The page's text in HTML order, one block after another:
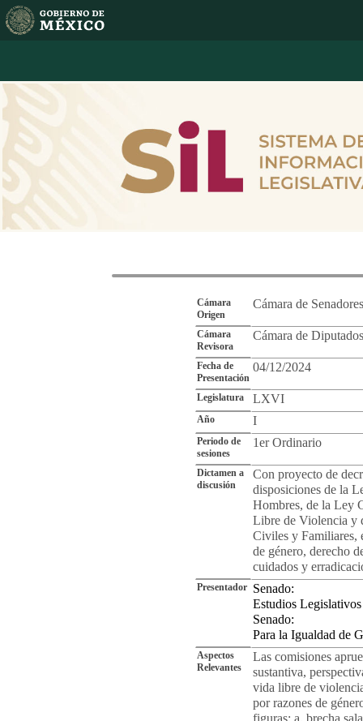
Cámara
Origen
Cámara de Senadores
Cámara
Revisora
Cámara de Diputados
Fecha de
Presentación
04/12/2024
Legislatura LXVI
Año I
Periodo de
sesiones
1er Ordinario
Dictamen a
discusión
Con proyecto de
disposiciones de la
Hombres, de la Ley
Libre de Violencia y
Civiles y Familiares,
de género, derecho
cuidados y
Presentador Senado:
Estudios Legislativos
Senado:
Para la Igualdad de
Aspectos
Relevantes
Las comisiones
sustantiva,
vida libre de
por razones de